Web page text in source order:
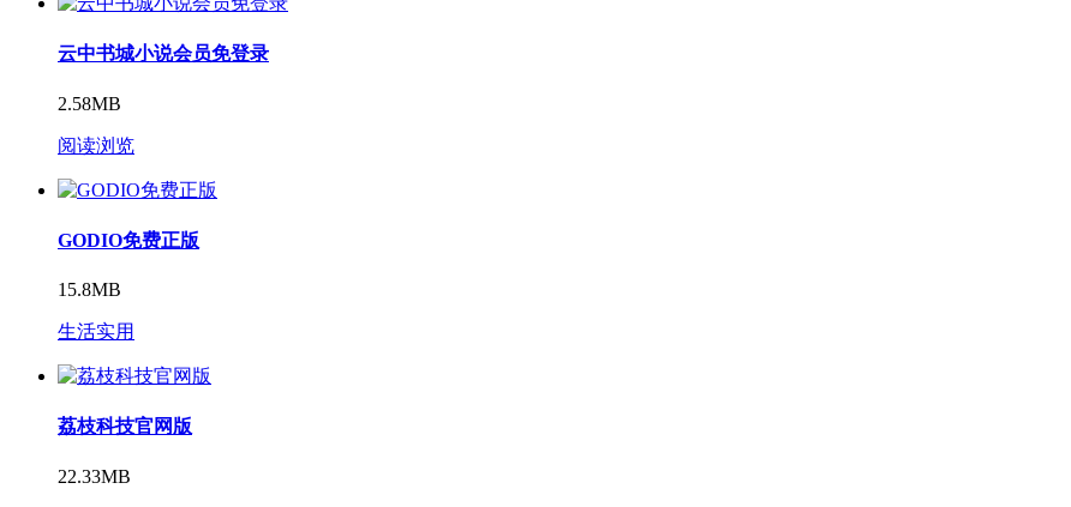
云中书城小说会员免登录
2.58MB
阅读浏览
GODIO免费正版
15.8MB
生活实用
荔枝科技官网版
22.33MB